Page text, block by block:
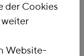
der Cookies
weiter
Website-